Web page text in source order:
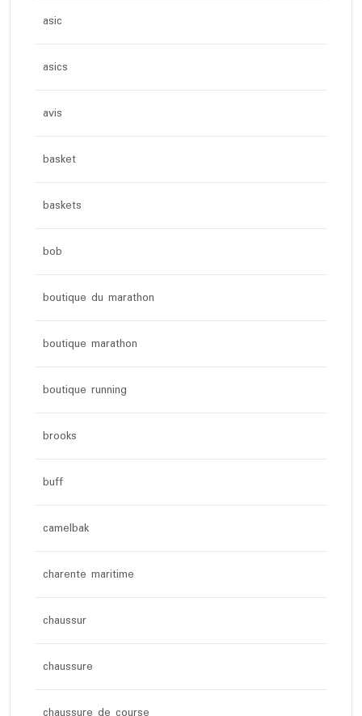
asic
asics
avis
basket
baskets
bob
boutique du marathon
boutique marathon
boutique running
brooks
buff
camelbak
charente maritime
chaussur
chaussure